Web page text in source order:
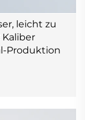
leicht zu
Produktion